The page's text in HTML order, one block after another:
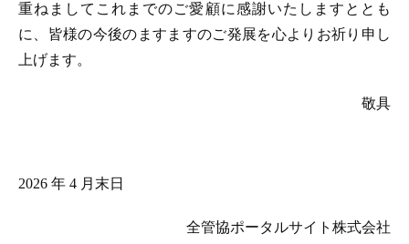
重ねましてこれまでのご愛顧に感謝いたしますととも
に、皆様の今後のますますのご発展を心よりお祈り申し
上げます。
敬具
2026 年 4 月末日
全管協ポータルサイト株式会社